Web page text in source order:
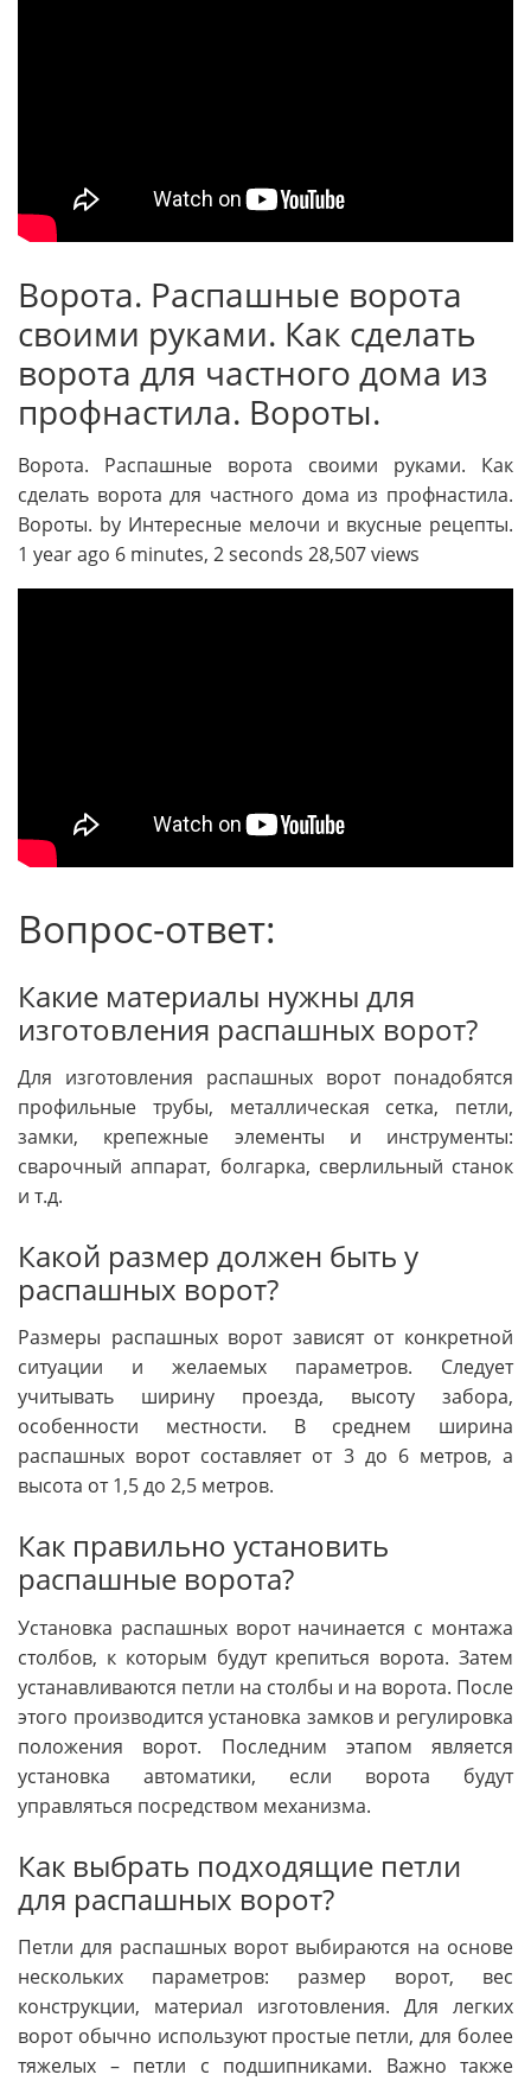
Ворота. Распашные ворота
своими руками. Как сделать
ворота для частного дома из
профнастила. Вороты.
Ворота. Распашные ворота своими руками. Как
сделать ворота для частного дома из профнастила.
Вороты. by Интересные мелочи и вкусные рецепты.
1 year ago 6 minutes, 2 seconds 28,507 views
Вопрос-ответ:
Какие материалы нужны для
изготовления распашных ворот?
Для изготовления распашных ворот понадобятся
профильные трубы, металлическая сетка, петли,
замки, крепежные элементы и инструменты:
сварочный аппарат, болгарка, сверлильный станок
и т.д.
Какой размер должен быть у
распашных ворот?
Размеры распашных ворот зависят от конкретной
ситуации и желаемых параметров. Следует
учитывать ширину проезда, высоту забора,
особенности местности. В среднем ширина
распашных ворот составляет от 3 до 6 метров, а
высота от 1,5 до 2,5 метров.
Как правильно установить
распашные ворота?
Установка распашных ворот начинается с монтажа
столбов, к которым будут крепиться ворота. Затем
устанавливаются петли на столбы и на ворота. После
этого производится установка замков и регулировка
положения ворот. Последним этапом является
установка автоматики, если ворота будут
управляться посредством механизма.
Как выбрать подходящие петли
для распашных ворот?
Петли для распашных ворот выбираются на основе
нескольких параметров: размер ворот, вес
конструкции, материал изготовления. Для легких
ворот обычно используют простые петли, для более
тяжелых – петли с подшипниками. Важно также